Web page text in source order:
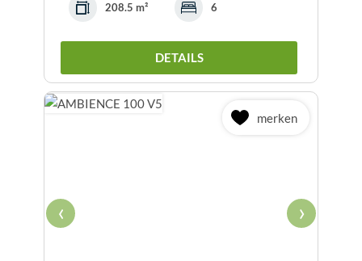
208.5 m² 6
DETAILS
merken
‹ ›